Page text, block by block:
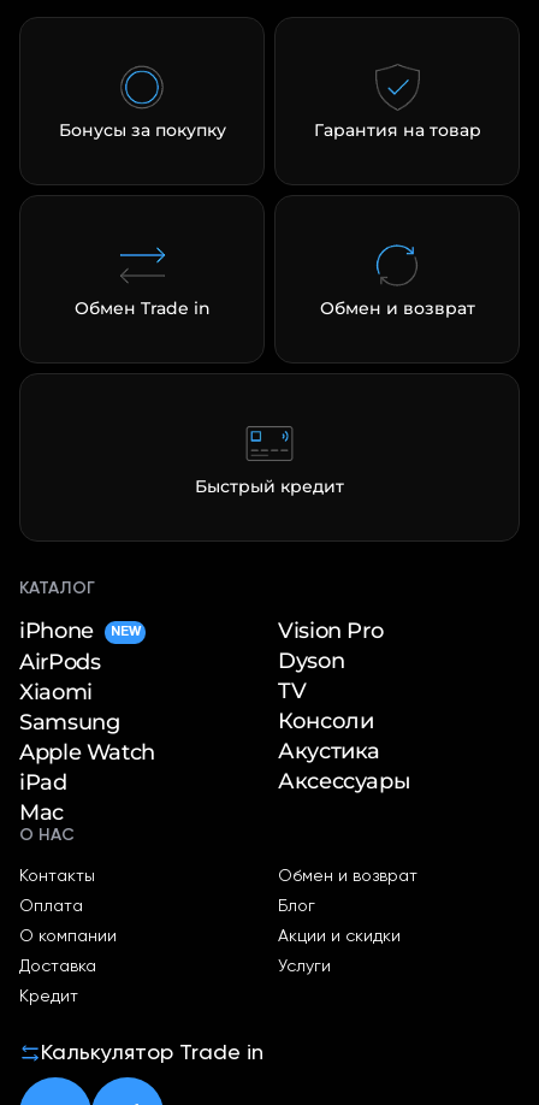
Бонусы за покупку Гарантия на товар
Обмен Trade in Обмен и возврат
Быстрый кредит
КАТАЛОГ
iPhone NEW
AirPods
Xiaomi
Samsung
Apple Watch
iPad
Mac
Vision Pro
Dyson
TV
Консоли
Акустика
Аксессуары
О НАС
Контакты
Оплата
О компании
Доставка
Кредит
Обмен и возврат
Блог
Акции и скидки
Услуги
Калькулятор Trade in